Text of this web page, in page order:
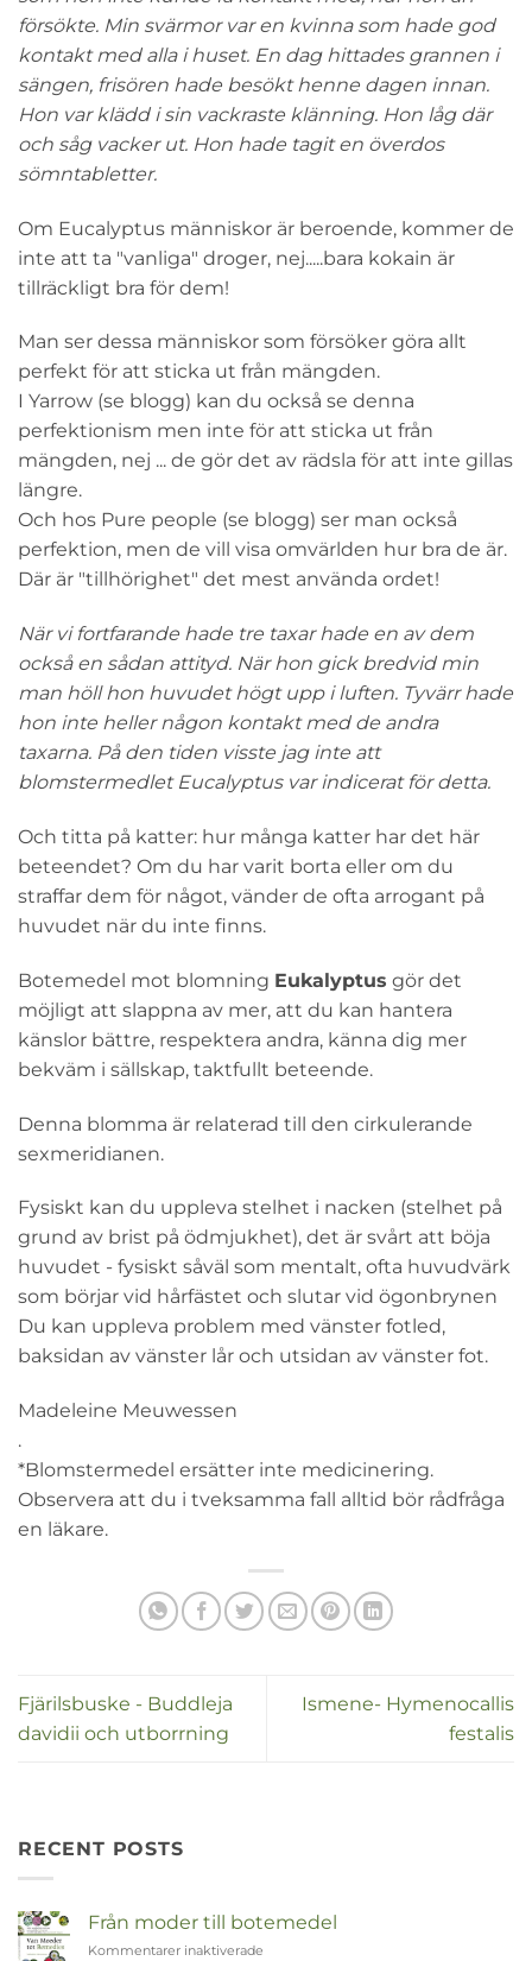
försökte. Min svärmor var en kvinna som hade god
kontakt med alla i huset. En dag hittades grannen i
sängen, frisören hade besökt henne dagen innan.
Hon var klädd i sin vackraste klänning. Hon låg där
och såg vacker ut. Hon hade tagit en överdos
sömntabletter.
Om Eucalyptus människor är beroende, kommer de
inte att ta "vanliga" droger, nej.....bara kokain är
tillräckligt bra för dem!
Man ser dessa människor som försöker göra allt
perfekt för att sticka ut från mängden.
I Yarrow (se blogg) kan du också se denna
perfektionism men inte för att sticka ut från
mängden, nej ... de gör det av rädsla för att inte gillas
längre.
Och hos Pure people (se blogg) ser man också
perfektion, men de vill visa omvärlden hur bra de är.
Där är "tillhörighet" det mest använda ordet!
När vi fortfarande hade tre taxar hade en av dem
också en sådan attityd. När hon gick bredvid min
man höll hon huvudet högt upp i luften. Tyvärr hade
hon inte heller någon kontakt med de andra
taxarna. På den tiden visste jag inte att
blomstermedlet Eucalyptus var indicerat för detta.
Och titta på katter: hur många katter har det här
beteendet? Om du har varit borta eller om du
straffar dem för något, vänder de ofta arrogant på
huvudet när du inte finns.
Botemedel mot blomning Eukalyptus gör det
möjligt att slappna av mer, att du kan hantera
känslor bättre, respektera andra, känna dig mer
bekväm i sällskap, taktfullt beteende.
Denna blomma är relaterad till den cirkulerande
sexmeridianen.
Fysiskt kan du uppleva stelhet i nacken (stelhet på
grund av brist på ödmjukhet), det är svårt att böja
huvudet - fysiskt såväl som mentalt, ofta huvudvärk
som börjar vid hårfästet och slutar vid ögonbrynen
Du kan uppleva problem med vänster fotled,
baksidan av vänster lår och utsidan av vänster fot.
Madeleine Meuwessen
.
*Blomstermedel ersätter inte medicinering.
Observera att du i tveksamma fall alltid bör rådfråga
en läkare.
Fjärilsbuske - Buddleja
davidii och utborrning
Ismene- Hymenocallis
festalis
RECENT POSTS
Från moder till botemedel
Kommentarer inaktiverade